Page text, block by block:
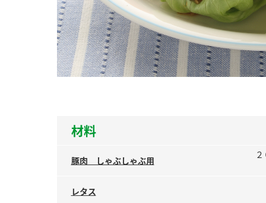
材料
豚肉 しゃぶしゃぶ用
レタス